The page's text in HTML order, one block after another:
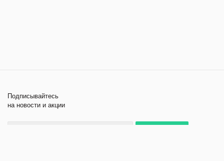
Подписывайтесь
на новости и акции